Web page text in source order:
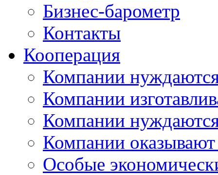
Бизнес-барометр
Контакты
Кооперация
Компании
Компании
Компании
Компании оказывают
Особые